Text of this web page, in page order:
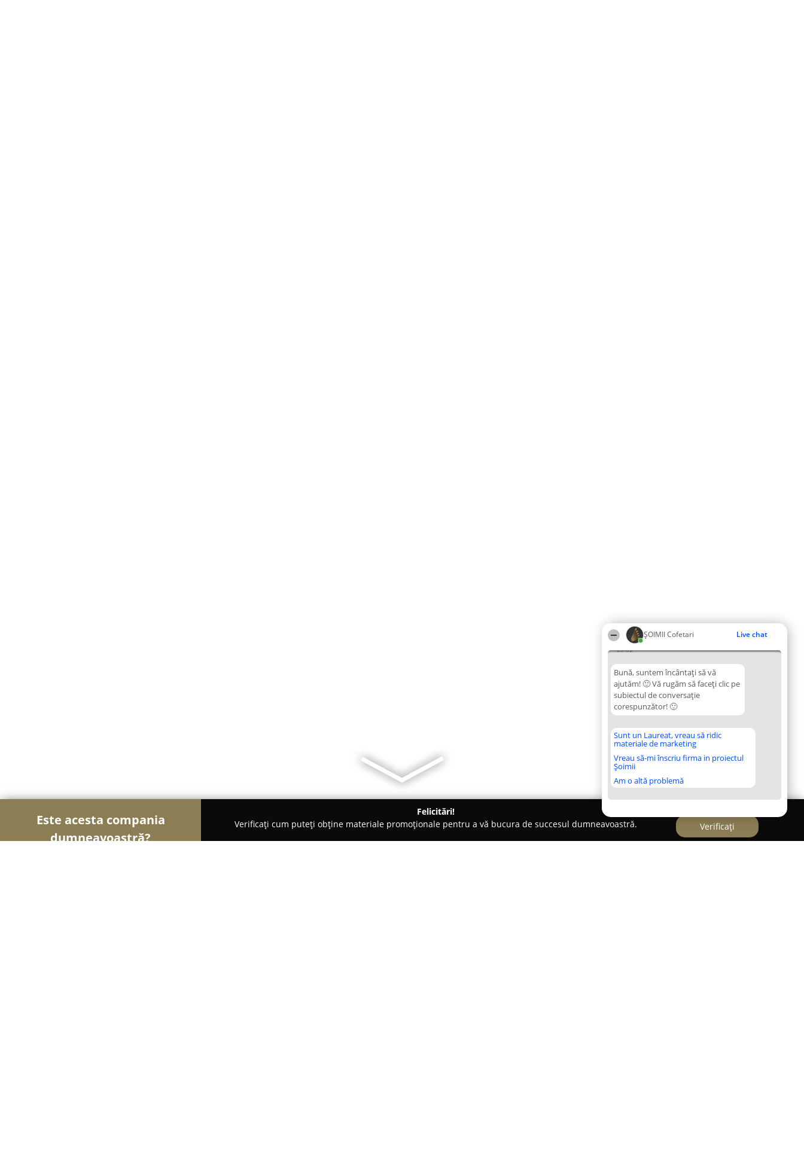
ȘOIMII Cofetari Live chat
20:02
Bună, suntem încântați să vă
ajutăm! 🙂 Vă rugăm să faceți clic pe
subiectul de conversație
corespunzător! 🙂
Sunt un Laureat, vreau să ridic
materiale de marketing
Vreau să-mi înscriu firma in proiectul
Șoimii
Am o altă problemă
Este acesta compania
dumneavoastră?
Felicitări!
Verificați cum puteți obține materiale promoționale pentru a vă bucura de succesul dumneavoastră.
Verificați